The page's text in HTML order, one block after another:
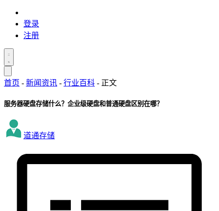
登录
注册
首页 - 新闻资讯 - 行业百科 - 正文
服务器硬盘存储什么？企业级硬盘和普通硬盘区别在哪？
道通存储